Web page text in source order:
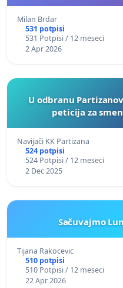
Milan Brdar
531 potpisi
531 Potpisi / 12 meseci
2 Apr 2026
U odbranu
peticija za
Navijači KK Partizana
524 potpisi
524 Potpisi / 12 meseci
2 Dec 2025
Sačuvajmo
Tijana Rakocevic
510 potpisi
510 Potpisi / 12 meseci
22 Apr 2026